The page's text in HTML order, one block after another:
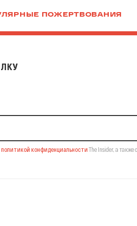
ПОЖЕРТВОВАНИЯ
политикой конфиденциальности The Insider, а также